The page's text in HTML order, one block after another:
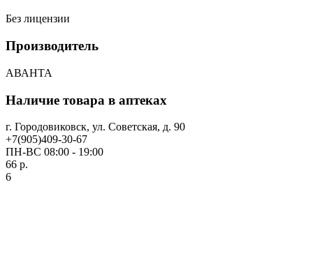
Без лицензии
Производитель
АВАНТА
Наличие товара в аптеках
г. Городовиковск, ул. Советская, д. 90
+7(905)409-30-67
ПН-ВС 08:00 - 19:00
66 р.
6